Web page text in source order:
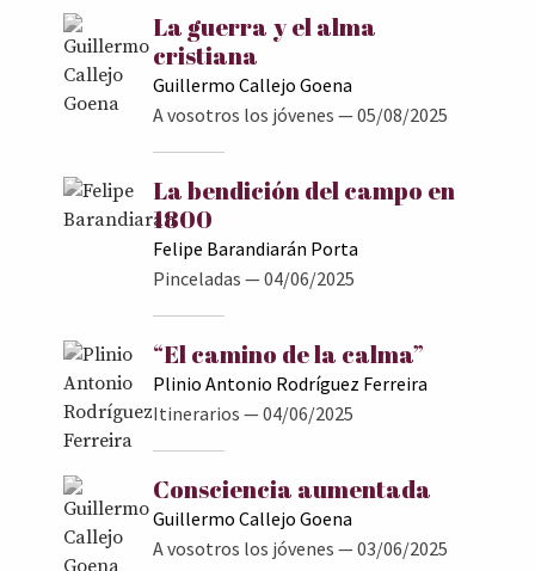
La guerra y el alma
cristiana
Guillermo Callejo Goena
A vosotros los jóvenes — 05/08/2025
La bendición del campo en
1800
Felipe Barandiarán Porta
Pinceladas — 04/06/2025
“El camino de la calma”
Plinio Antonio Rodríguez Ferreira
Itinerarios — 04/06/2025
Consciencia aumentada
Guillermo Callejo Goena
A vosotros los jóvenes — 03/06/2025